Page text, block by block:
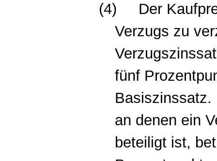
(4)
Der
Verzugs zu
fünf
Basiszinssatz.
an denen ein
beteiligt ist,